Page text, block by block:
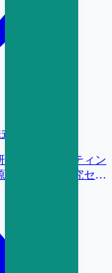
会社
究・コンサルティン
経済・政策研究セン